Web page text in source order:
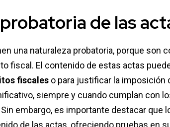
de las
una naturaleza probatoria, porque son
fiscal. El contenido de estas actas
fiscales o para justificar la imposición
siempre y cuando cumplan con
embargo, es importante destacar que